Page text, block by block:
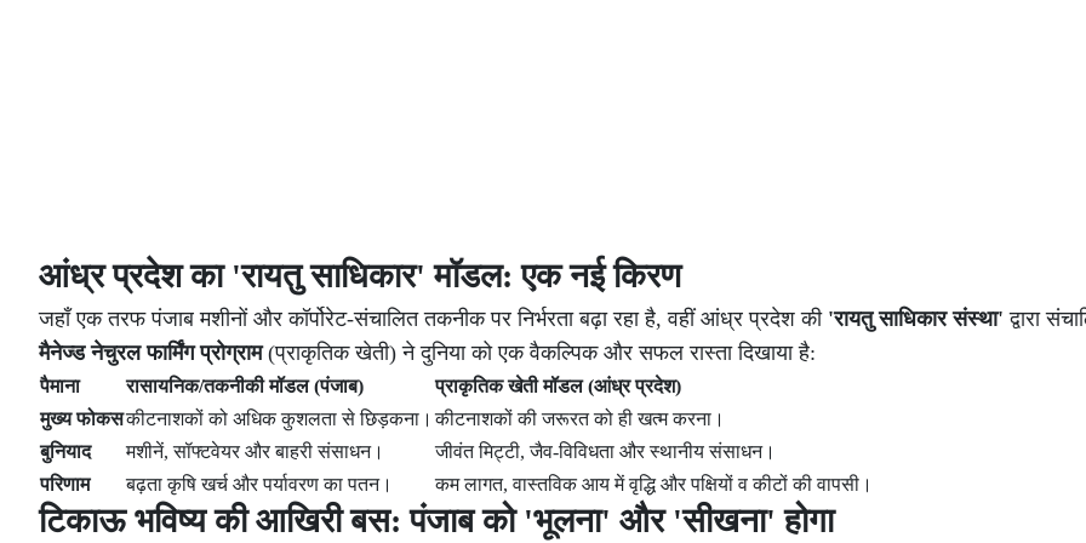
आंध्र प्रदेश का 'रायतु साधिकार' मॉडल: एक नई किरण
जहाँ एक तरफ पंजाब मशीनों और कॉर्पोरेट-संचालित तकनीक पर निर्भरता बढ़ा रहा है, वहीं आंध्र प्रदेश की 'रायतु साधिकार संस्था' द्वारा
मैनेज्ड नेचुरल फार्मिंग प्रोग्राम(प्राकृतिक खेती) ने दुनिया को एक वैकल्पिक और सफल रास्ता दिखाया है:
पैमाना रासायनिक/तकनीकी मॉडल (पंजाब)
प्राकृतिक खेती मॉडल (आंध्र प्रदेश)
मुख्य फोकसकीटनाशकों को अधिक कुशलता से छिड़कना। कीटनाशकों की जरूरत को ही खत्म करना।
बुनियाद
मशीनें, सॉफ्टवेयर और बाहरी संसाधन।
जीवंत मिट्टी, जैव-विविधता और स्थानीय संसाधन।
परिणाम
बढ़ता कृषि खर्च और पर्यावरण का पतन। कम लागत, वास्तविक आय में वृद्धि और पक्षियों व कीटों की वापसी।
टिकाऊ भविष्य की आखिरी बस: पंजाब को 'भूलना' और 'सीखना' होगा